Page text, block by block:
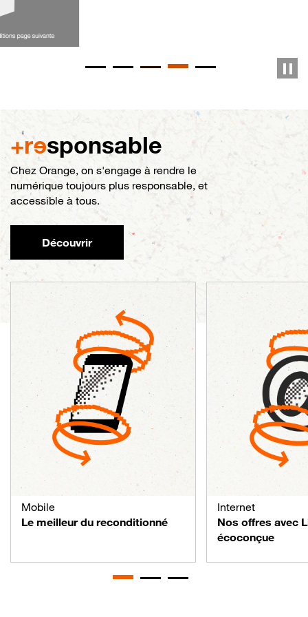
+responsable
Chez Orange, on s'engage à rendre le
numérique toujours plus responsable, et
accessible à tous.
Découvrir
Mobile
Le meilleur du reconditionné
Internet
Nos offres avec
écoconçue